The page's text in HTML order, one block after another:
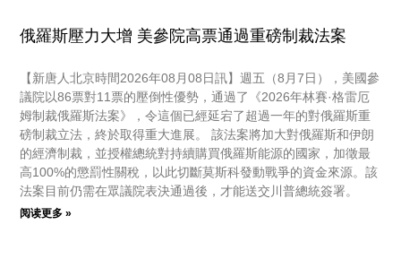
俄羅斯壓力大增 美參院高票通過重磅制裁法案
【新唐人北京時間2026年08月08日訊】週五（8月7日），美國參
議院以86票對11票的壓倒性優勢，通過了《2026年林賽·格雷厄
姆制裁俄羅斯法案》，令這個已經延宕了超過一年的對俄羅斯重
磅制裁立法，終於取得重大進展。 該法案將加大對俄羅斯和伊朗
的經濟制裁，並授權總統對持續購買俄羅斯能源的國家，加徵最
高100%的懲罰性關稅，以此切斷莫斯科發動戰爭的資金來源。該
法案目前仍需在眾議院表決通過後，才能送交川普總統簽署。
阅读更多 »